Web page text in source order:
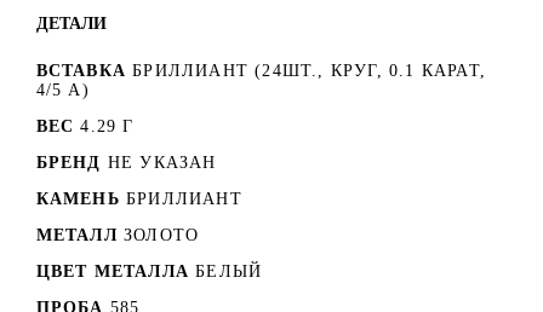
ДЕТАЛИ
ВСТАВКА БРИЛЛИАНТ (24ШТ., КРУГ, 0.1 КАРАТ,
4/5 А)
ВЕС 4.29 Г
БРЕНД НЕ УКАЗАН
КАМЕНЬ БРИЛЛИАНТ
МЕТАЛЛ ЗОЛОТО
ЦВЕТ МЕТАЛЛА БЕЛЫЙ
ПРОБА 585